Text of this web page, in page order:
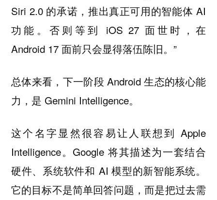
Siri 2.0 的承诺，推出真正可用的智能体 AI
功能。否则等到 iOS 27 面世时，在
Android 17 面前只会显得落伍陈旧。”
总体来看，下一阶段 Android 生态的核心能
力，是 Gemini Intelligence。
这个名字显然很容易让人联想到 Apple
Intelligence。Google 将其描述为一套结合
硬件、系统软件和 AI 模型的新智能系统。
它的目标不是简单回答问题，而是把过去需